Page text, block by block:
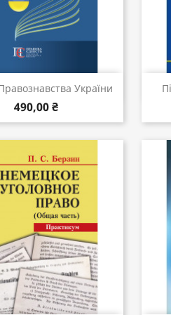
України
490,00 ₴
перегляд